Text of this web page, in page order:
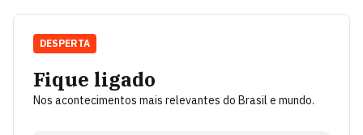
Fique ligado
Nos acontecimentos mais relevantes do Brasil e mundo.
DESPERTA